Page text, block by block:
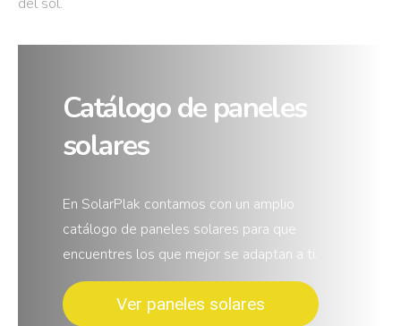
Catálogo de paneles
solares
En SolarPlak contamos con un amplio
catálogo de paneles solares para que
encuentres los que mejor se adaptan a ti.
Ver paneles solares